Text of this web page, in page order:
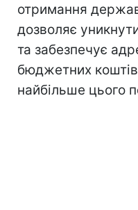
отримання
дозволяє
та забезпечує
бюджетних
найбільше цього